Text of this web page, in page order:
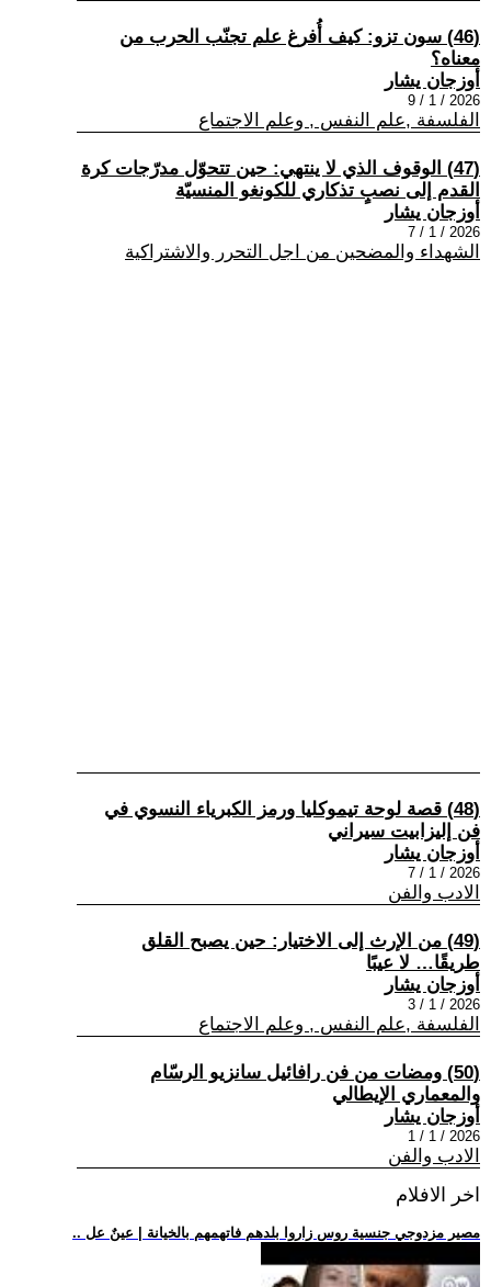
(46) سون تزو: كيف أُفرغ علم تجنّب الحرب من
معناه؟
أوزجان يشار
2026 / 1 / 9
الفلسفة ,علم النفس , وعلم الاجتماع
(47) الوقوف الذي لا ينتهي: حين تتحوّل مدرّجات كرة
القدم إلى نصبٍ تذكاري للكونغو المنسيّة
أوزجان يشار
2026 / 1 / 7
الشهداء والمضحين من اجل التحرر والاشتراكية
(48) قصة لوحة تيموكليا ورمز الكبرياء النسوي في
فن إليزابيت سيراني
أوزجان يشار
2026 / 1 / 7
الادب والفن
(49) من الإرث إلى الاختيار: حين يصبح القلق
طريقًا… لا عيبًا
أوزجان يشار
2026 / 1 / 3
الفلسفة ,علم النفس , وعلم الاجتماع
(50) ومضات من فن رافائيل سانزيو الرسّام
والمعماري الإيطالي
أوزجان يشار
2026 / 1 / 1
الادب والفن
اخر الافلام
.. مصير مزدوجي جنسية روس زاروا بلدهم فاتهمهم بالخيانة | عينٌ عل